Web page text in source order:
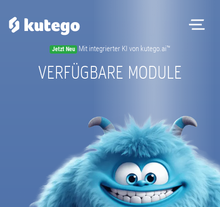
Jetzt Neu Mit integrierter KI von kutego.ai™
VERFÜGBARE MODULE